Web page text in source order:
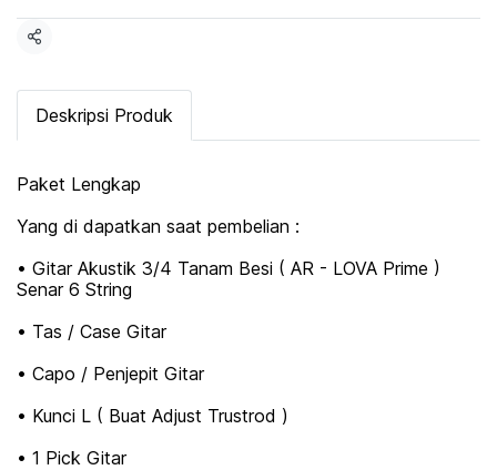
Share
Deskripsi Produk
Paket Lengkap
Yang di dapatkan saat pembelian :
• Gitar Akustik 3/4 Tanam Besi ( AR - LOVA Prime )
Senar 6 String
• Tas / Case Gitar
• Capo / Penjepit Gitar
• Kunci L ( Buat Adjust Trustrod )
• 1 Pick Gitar